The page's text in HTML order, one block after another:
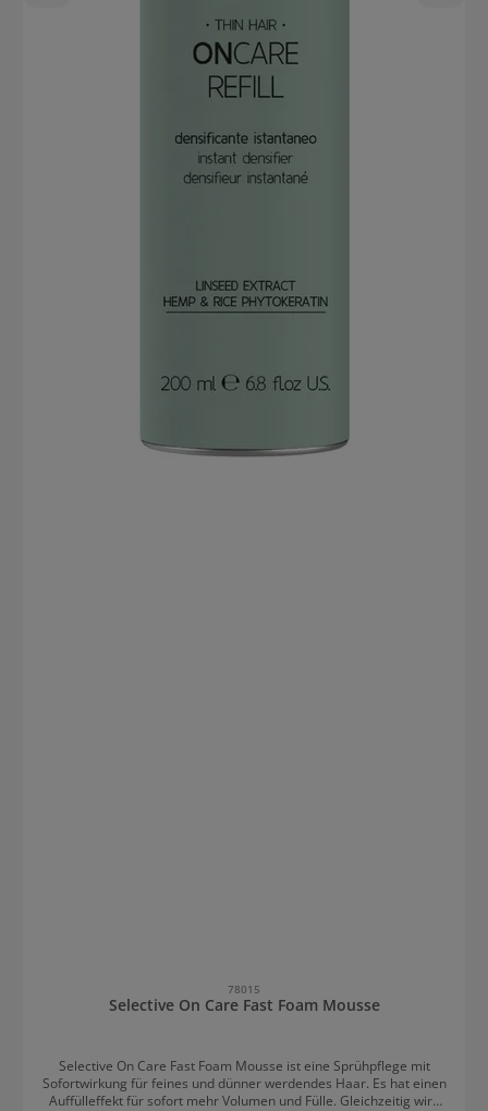
78015
Selective On Care Fast Foam Mousse
Selective On Care Fast Foam Mousse ist eine Sprühpflege mit
Sofortwirkung für feines und dünner werdendes Haar. Es hat einen
Auffülleffekt für sofort mehr Volumen und Fülle. Gleichzeitig wird